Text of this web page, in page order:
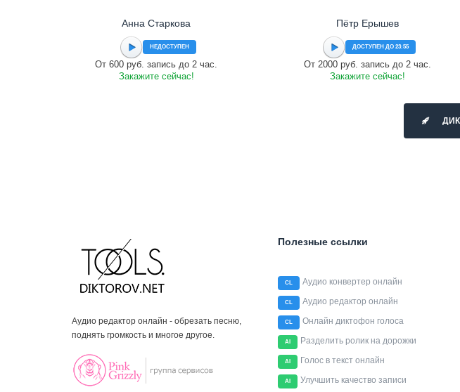
Анна Старкова
НЕДОСТУПЕН
От 600 руб. запись до 2 час.
Закажите сейчас!
Пётр Ерышев
ДОСТУПЕН ДО 23:55
От 2000 руб. запись до 2 час.
Закажите сейчас!
Аудио редактор онлайн - обрезать песню,
поднять громкость и многое другое.
Полезные ссылки
CL Аудио конвертер онлайн
CL Аудио редактор онлайн
CL Онлайн диктофон голоса
AI Разделить ролик на дорожки
AI Голос в текст онлайн
AI Улучшить качество записи